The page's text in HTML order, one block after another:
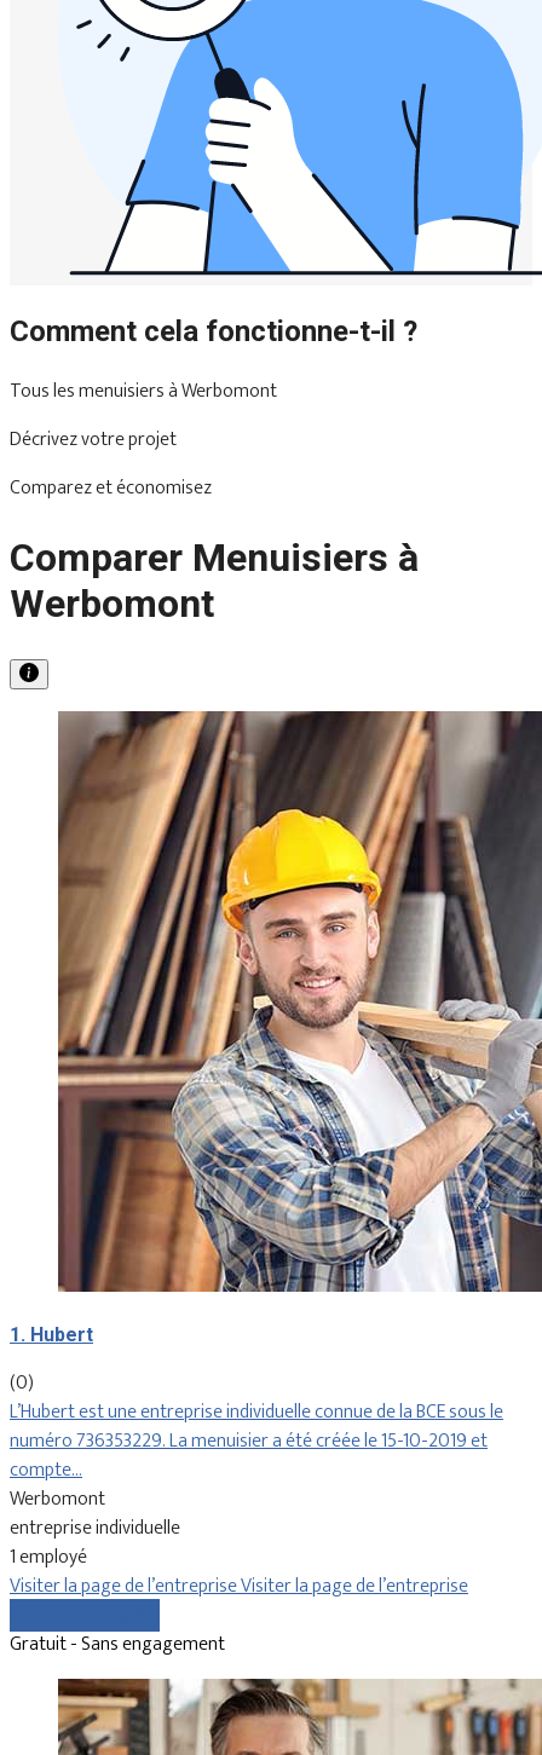
Comment cela fonctionne-t-il ?
Tous les menuisiers à Werbomont
Décrivez votre projet
Comparez et économisez
Comparer Menuisiers à
Werbomont
1. Hubert
(0)
L’Hubert est une entreprise individuelle connue de la BCE sous le
numéro 736353229. La menuisier a été créée le 15-10-2019 et
compte…
Werbomont
entreprise individuelle
1 employé
Visiter la page de l’entrepriseVisiter la page de l’entreprise
Gratuit - Sans engagement